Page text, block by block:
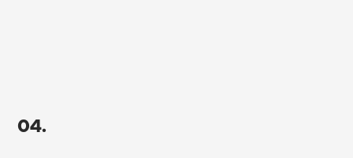
04.